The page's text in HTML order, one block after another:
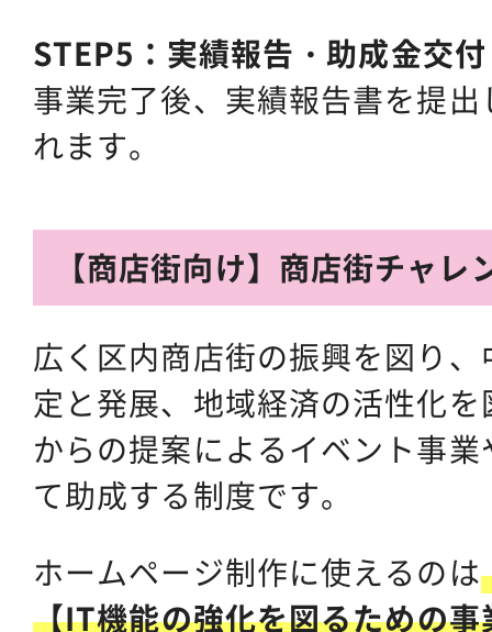
STEP5：実績報告・助成金交付
事業完了後、実績報告書を提
れます。
【商店街向け】商店街チャ
広く区内商店街の振興を図り
定と発展、地域経済の活性化
からの提案によるイベント事
て助成する制度です。
ホームページ制作に使えるのは
【IT機能の強化を図るための事